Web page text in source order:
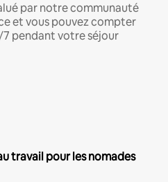
par notre communauté
et vous pouvez compter
pendant votre séjour
travail pour les nomades